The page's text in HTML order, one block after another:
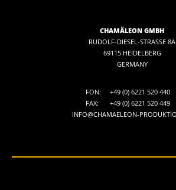
CHAMÄLEON GMBH
RUDOLF-DIESEL-STRASSE 8A
69115 HEIDELBERG
GERMANY
FON:
+49 (0) 6221 520 440
FAX:
+49 (0) 6221 520 449
INFO@CHAMAELEON-